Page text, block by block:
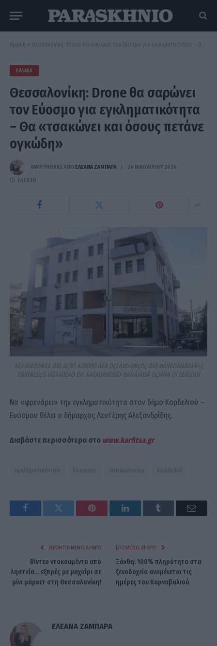
Αρχική » Θεσσαλονίκη: Drone θα σαρώνει τον Εύοσμο για εγκληματικότητα – Θα «τσακώνει και όσους πετάνε ογκώδη»
ΕΛΛΆΔΑ
Θεσσαλονίκη: Drone θα σαρώνει
τον Εύοσμο για εγκληματικότητα
– Θα «τσακώνει και όσους πετάνε
ογκώδη»
ΑΝΑΡΤΗΘΗΚΕ ΑΠΟ ΕΛΕΑΝΑ ΖΑΜΠΑΡΑ 24 ΙΑΝΟΥΑΡΊΟΥ 2024
1 ΛΕΠΤΌ
ÄÉÁÌÁÑÔÕÑÉÁ ÔÏÕ ÄÇÌÏÕ ÅÕÏÓÌÏÕ ÃÉÁ ÔÇÍ ÁÐÏ×ÙÑÇÓÇ ÔÏÕ ÐÅÑÉÖÅÑÅÉÁÑ×Ç
ÊÅÍÔÑÉÊÇÓ ÌÁÊÅÄÏÍÉÁÓ Êïõ ÂÁËÁÓÏÐÏÕËÏÕ-ÐÁÑÅÌÅÉÍÅ ÓÇÌÅÑÁ ÔÏ ÊËÅÉÓÔÏ
Να «φρενάρει» την εγκληματικότητα στον δήμο Κορδελιού –
Ευόσμου θέλει ο δήμαρχος Λευτέρης Αλεξανδρίδης.
Διαβάστε περισσότερα στο www.karfitsa.gr
εγκληματικότητα Εύοσμος Θεσσαλονίκη Κορδελιό
FacebookTwitter Pinterest LinkedInTumblr Email
ΠΡΟΗΓΟΎΜΕΝΟ ΆΡΘΡΟ
Βίντεο ντοκουμέντο από
ληστεία… εξπρές με μαχαίρι σε
μίνι μάρκετ στη Θεσσαλονίκη!
ΕΠΌΜΕΝΟ ΆΡΘΡΟ
Ξάνθη: 100% πληρότητα στα
ξενοδοχεία αναμένεται τις
ημέρες του Καρναβαλιού
ΕΛΕΑΝΑ ΖΑΜΠΑΡΑ